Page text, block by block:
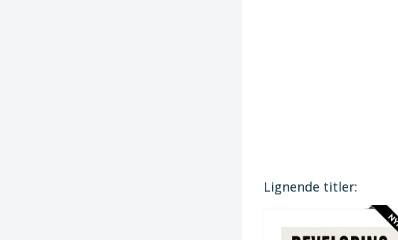
Lignende titler: